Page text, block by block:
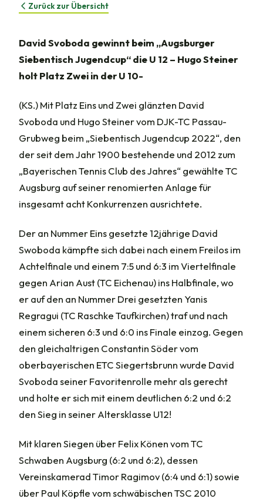
Zurück zur Übersicht
David Svoboda gewinnt beim „Augsburger
Siebentisch Jugendcup“ die U 12 – Hugo Steiner
holt Platz Zwei in der U 10-
(KS.) Mit Platz Eins und Zwei glänzten David
Svoboda und Hugo Steiner vom DJK-TC Passau-
Grubweg beim „Siebentisch Jugendcup 2022“, den
der seit dem Jahr 1900 bestehende und 2012 zum
„Bayerischen Tennis Club des Jahres“ gewählte TC
Augsburg auf seiner renomierten Anlage für
insgesamt acht Konkurrenzen ausrichtete.
Der an Nummer Eins gesetzte 12jährige David
Swoboda kämpfte sich dabei nach einem Freilos im
Achtelfinale und einem 7:5 und 6:3 im Viertelfinale
gegen Arian Aust (TC Eichenau) ins Halbfinale, wo
er auf den an Nummer Drei gesetzten Yanis
Regragui (TC Raschke Taufkirchen) traf und nach
einem sicheren 6:3 und 6:0 ins Finale einzog. Gegen
den gleichaltrigen Constantin Söder vom
oberbayerischen ETC Siegertsbrunn wurde David
Svoboda seiner Favoritenrolle mehr als gerecht
und holte er sich mit einem deutlichen 6:2 und 6:2
den Sieg in seiner Altersklasse U12!
Mit klaren Siegen über Felix Könen vom TC
Schwaben Augsburg (6:2 und 6:2), dessen
Vereinskamerad Timor Ragimov (6:4 und 6:1) sowie
über Paul Köpfle vom schwäbischen TSC 2010